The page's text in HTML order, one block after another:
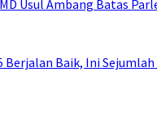
Usul Ambang Batas
Berjalan Baik, Ini